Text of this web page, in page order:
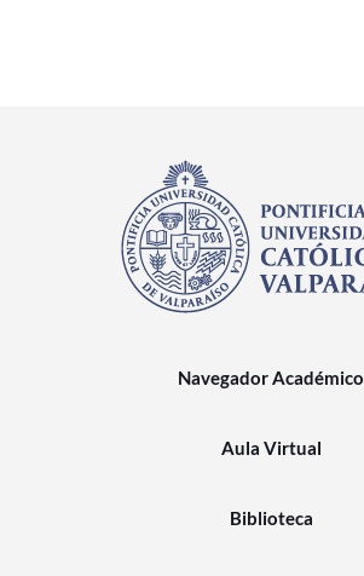
Navegador Académico
Aula Virtual
Biblioteca